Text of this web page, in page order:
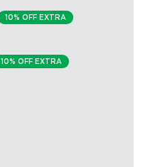
10% OFF EXTRA
10% OFF EXTRA